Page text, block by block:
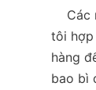
tôi hợp
hàng
bao bì